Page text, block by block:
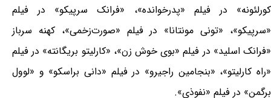
کورلئونه» در فیلم «پدرخوانده»، «فرانک سرپیکو» در فیلم
«سرپیکو»، «تونی مونتانا» در فیلم «صورت‌زخمی»، کهنه سرباز
«فرانک اسلید» در فیلم «بوی خوش زن»، «کارلیتو بریگانته» در فیلم
«راه کارلیتو»، «بنجامین راجیرو» در فیلم «دانی براسکو» و «لوول
برگمن» در فیلم «نفوذی».